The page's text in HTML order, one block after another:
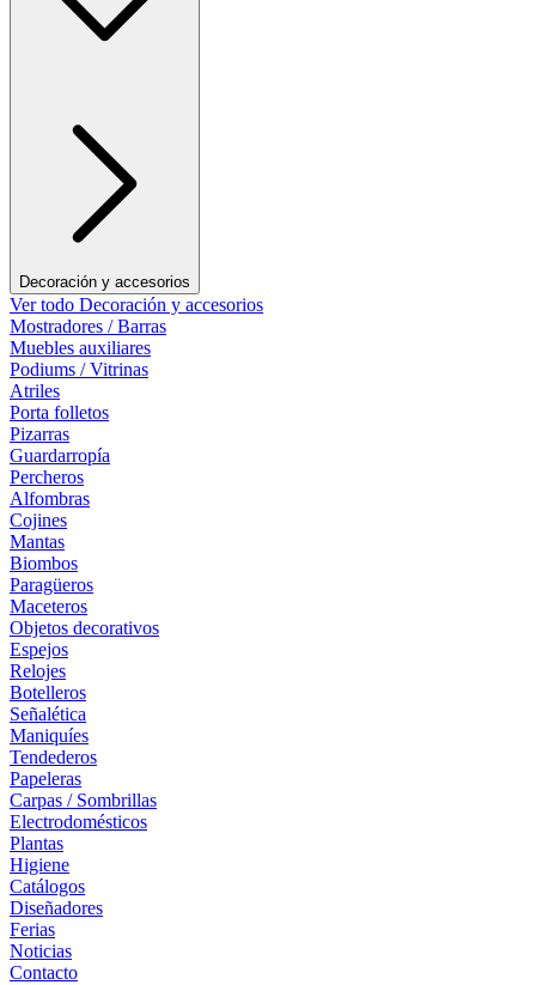
Decoración y accesorios
Ver todo Decoración y accesorios
Mostradores / Barras
Muebles auxiliares
Podiums / Vitrinas
Atriles
Porta folletos
Pizarras
Guardarropía
Percheros
Alfombras
Cojines
Mantas
Biombos
Paragüeros
Maceteros
Objetos decorativos
Espejos
Relojes
Botelleros
Señalética
Maniquíes
Tendederos
Papeleras
Carpas / Sombrillas
Electrodomésticos
Plantas
Higiene
Catálogos
Diseñadores
Ferias
Noticias
Contacto